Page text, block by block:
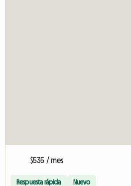
$535 / mes
Respuesta rápida Nuevo